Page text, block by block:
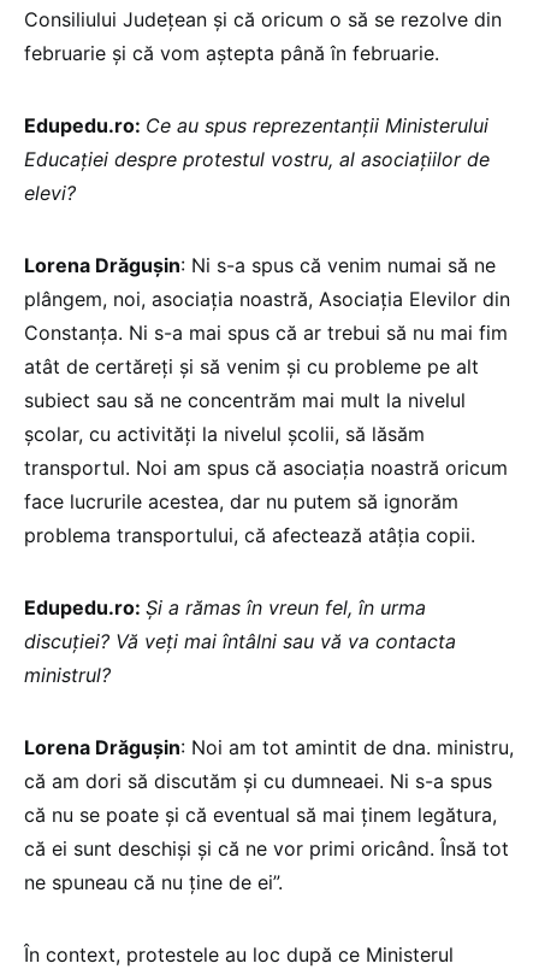
Consiliului Județean și că oricum o să se rezolve din
februarie și că vom aștepta până în februarie.
Edupedu.ro: Ce au spus reprezentanții Ministerului
Educației despre protestul vostru, al asociațiilor de
elevi?
Lorena Drăgușin: Ni s-a spus că venim numai să ne
plângem, noi, asociația noastră, Asociația Elevilor din
Constanța. Ni s-a mai spus că ar trebui să nu mai fim
atât de certăreți și să venim și cu probleme pe alt
subiect sau să ne concentrăm mai mult la nivelul
școlar, cu activități la nivelul școlii, să lăsăm
transportul. Noi am spus că asociația noastră oricum
face lucrurile acestea, dar nu putem să ignorăm
problema transportului, că afectează atâția copii.
Edupedu.ro: Și a rămas în vreun fel, în urma
discuției? Vă veți mai întâlni sau vă va contacta
ministrul?
Lorena Drăgușin: Noi am tot amintit de dna. ministru,
că am dori să discutăm și cu dumneaei. Ni s-a spus
că nu se poate și că eventual să mai ținem legătura,
că ei sunt deschiși și că ne vor primi oricând. Însă tot
ne spuneau că nu ține de ei”.
În context, protestele au loc după ce Ministerul